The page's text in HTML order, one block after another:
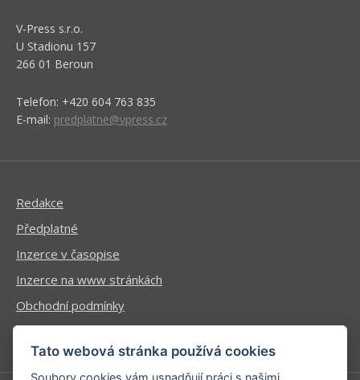
V-Press s.r.o.
U Stadionu 157
266 01 Beroun
Telefon: +420 604 763 835
E-mail: predplatne@vpress.cz
Redakce
Předplatné
Inzerce v časopise
Inzerce na www stránkách
Obchodní podmínky
Ochrana osobních údajů
Tato webová stránka používá cookies
Soubory cookies vám usnadňují práci s našimi